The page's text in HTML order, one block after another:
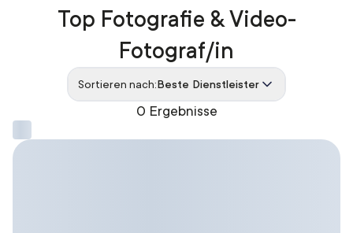
0 Ergebnisse
Top Fotografie & Video-
Fotograf/in
Sortieren nach:Beste Dienstleister